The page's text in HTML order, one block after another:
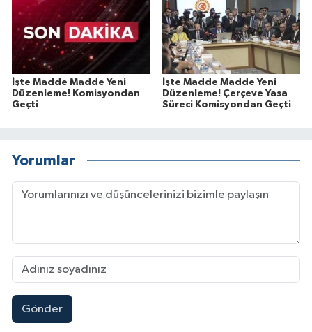
İşte Madde Madde Yeni
Düzenleme! Komisyondan
Geçti
İşte Madde Madde Yeni
Düzenleme! Çerçeve Yasa
Süreci Komisyondan Geçti
Yorumlar
Gönder